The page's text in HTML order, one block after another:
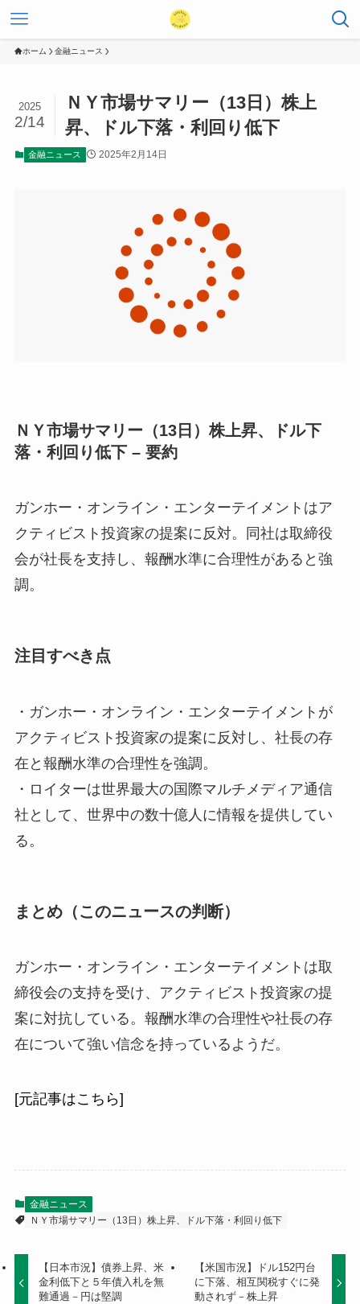
ホーム 金融ニュース
ＮＹ市場サマリー（13日）株上
昇、ドル下落・利回り低下
2025
2/14
金融ニュース 2025年2月14日
ＮＹ市場サマリー（13日）株上昇、ドル下
落・利回り低下 – 要約
ガンホー・オンライン・エンターテイメントはア
クティビスト投資家の提案に反対。同社は取締役
会が社長を支持し、報酬水準に合理性があると強
調。
注目すべき点
・ガンホー・オンライン・エンターテイメントが
アクティビスト投資家の提案に反対し、社長の存
在と報酬水準の合理性を強調。
・ロイターは世界最大の国際マルチメディア通信
社として、世界中の数十億人に情報を提供してい
る。
まとめ（このニュースの判断）
ガンホー・オンライン・エンターテイメントは取
締役会の支持を受け、アクティビスト投資家の提
案に対抗している。報酬水準の合理性や社長の存
在について強い信念を持っているようだ。
[元記事はこちら]
金融ニュース
ＮＹ市場サマリー（13日）株上昇、ドル下落・利回り低下
【日本市況】債券上昇、米
金利低下と５年債入札を無
難通過－円は堅調
【米国市況】ドル152円台
に下落、相互関税すぐに発
動されず－株上昇